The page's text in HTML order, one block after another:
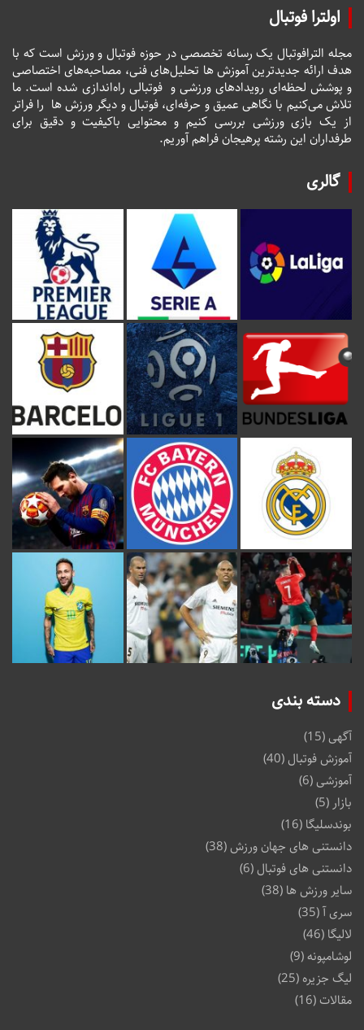
اولترا فوتبال
مجله الترافوتبال یک رسانه تخصصی در حوزه فوتبال و ورزش است که با
هدف ارائه جدیدترین آموزش ها تحلیل‌های فنی، مصاحبه‌های اختصاصی
و پوشش لحظه‌ای رویدادهای ورزشی و فوتبالی راه‌اندازی شده است. ما
تلاش می‌کنیم با نگاهی عمیق و حرفه‌ای، فوتبال و دیگر ورزش ها را فراتر
از یک بازی ورزشی بررسی کنیم و محتوایی باکیفیت و دقیق برای
طرفداران این رشته پرهیجان فراهم آوریم.
گالری
دسته بندی
آگهی(15)
آموزش فوتبال (40)
آموزشی(6)
بازار (5)
بوندسلیگا (16)
دانستنی های جهان ورزش(38)
دانستنی های فوتبال (6)
سایر ورزش ها (38)
سری آ(35)
لالیگا (46)
لوشامپونه(9)
لیگ جزیره (25)
مقالات(16)